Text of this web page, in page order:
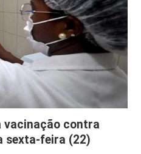
vacinação contra
sexta-feira (22)